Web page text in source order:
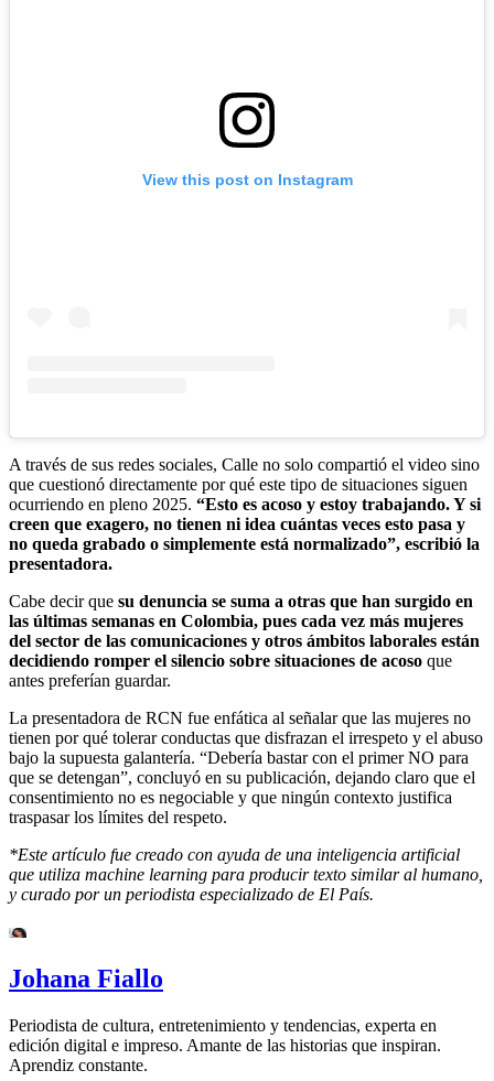
View this post on Instagram
A través de sus redes sociales, Calle no solo compartió el video sino
que cuestionó directamente por qué este tipo de situaciones siguen
ocurriendo en pleno 2025. “Esto es acoso y estoy trabajando. Y si
creen que exagero, no tienen ni idea cuántas veces esto pasa y
no queda grabado o simplemente está normalizado”, escribió la
presentadora.
Cabe decir que su denuncia se suma a otras que han surgido en
las últimas semanas en Colombia, pues cada vez más mujeres
del sector de las comunicaciones y otros ámbitos laborales están
decidiendo romper el silencio sobre situaciones de acoso que
antes preferían guardar.
La presentadora de RCN fue enfática al señalar que las mujeres no
tienen por qué tolerar conductas que disfrazan el irrespeto y el abuso
bajo la supuesta galantería. “Debería bastar con el primer NO para
que se detengan”, concluyó en su publicación, dejando claro que el
consentimiento no es negociable y que ningún contexto justifica
traspasar los límites del respeto.
*Este artículo fue creado con ayuda de una inteligencia artificial
que utiliza machine learning para producir texto similar al humano,
y curado por un periodista especializado de El País.
Johana Fiallo
Periodista de cultura, entretenimiento y tendencias, experta en
edición digital e impreso. Amante de las historias que inspiran.
Aprendiz constante.